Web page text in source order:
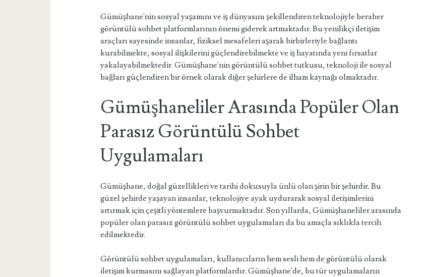
Gümüşhane'nin sosyal yaşamını ve iş dünyasını şekillendiren teknolojiyle beraber
görüntülü sohbet platformlarının önemi giderek artmaktadır. Bu yenilikçi iletişim
araçları sayesinde insanlar, fiziksel mesafeleri aşarak birbirleriyle bağlantı
kurabilmekte, sosyal ilişkilerini güçlendirebilmekte ve iş hayatında yeni fırsatlar
yakalayabilmektedir. Gümüşhane'nin görüntülü sohbet tutkusu, teknoloji ile sosyal
bağları güçlendiren bir örnek olarak diğer şehirlere de ilham kaynağı olmaktadır.
Gümüşhaneliler Arasında Popüler Olan
Parasız Görüntülü Sohbet
Uygulamaları
Gümüşhane, doğal güzellikleri ve tarihi dokusuyla ünlü olan şirin bir şehirdir. Bu
güzel şehirde yaşayan insanlar, teknolojiye ayak uydurarak sosyal iletişimlerini
artırmak için çeşitli yöntemlere başvurmaktadır. Son yıllarda, Gümüşhaneliler arasında
popüler olan parasız görüntülü sohbet uygulamaları da bu amaçla sıklıkla tercih
edilmektedir.
Görüntülü sohbet uygulamaları, kullanıcıların hem sesli hem de görüntülü olarak
iletişim kurmasını sağlayan platformlardır. Gümüşhane'de, bu tür uygulamaların